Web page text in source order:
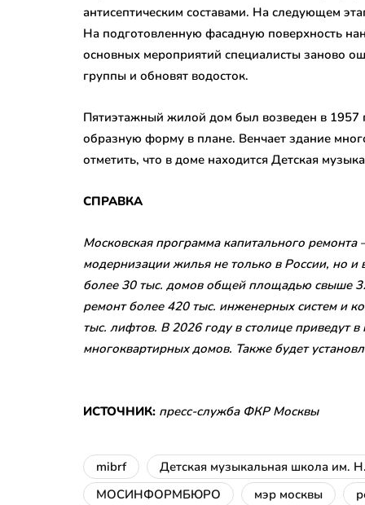
антисептическим составами. На следующем
На подготовленную фасадную поверхность
основных мероприятий специалисты заново
группы и обновят водосток.
Пятиэтажный жилой дом был возведен в 1957
образную форму в плане. Венчает здание
отметить, что в доме находится Детская
СПРАВКА
Московская программа капитального
модернизации жилья не только в России, но и
более 30 тыс. домов общей площадью свыше
ремонт более 420 тыс. инженерных систем и
тыс. лифтов. В 2026 году в столице приведут
многоквартирных домов. Также будет
ИСТОЧНИК: пресс-служба ФКР Москвы
mibrf
Детская музыкальная школа им.
МОСИНФОРМБЮРО
мэр москвы